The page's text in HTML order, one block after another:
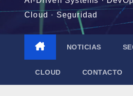
Cloud · Seguridad
NOTICIAS
CLOUD CONTACTO